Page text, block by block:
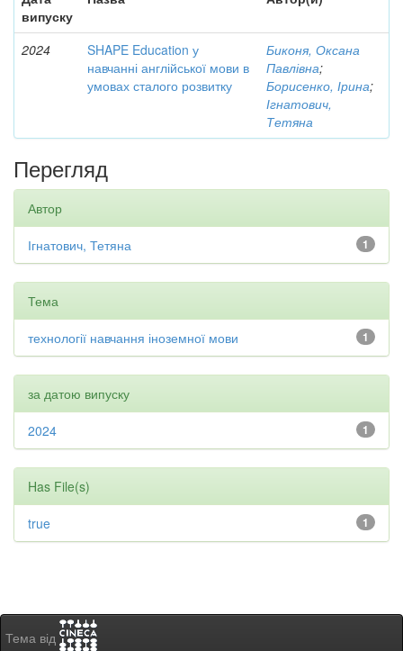
випуску
2024
SHAPE Education у
навчанні англійської мови в
умовах сталого розвитку
Биконя, Оксана
Павлівна;
Борисенко, Ірина;
Ігнатович,
Тетяна
Перегляд
Автор
1
Ігнатович, Тетяна
Тема
1
технології навчання іноземної мови
за датою випуску
1
2024
Has File(s)
1
true
Тема від